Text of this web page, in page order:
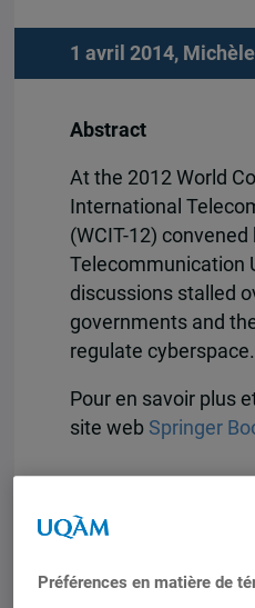
1 avril 2014,
Abstract
At the 2012 World
International
(WCIT-12)
Telecommunication
discussions stalled
governments and
regulate cyberspace.
Pour en savoir plus
site web Springer
Préférences en matière de